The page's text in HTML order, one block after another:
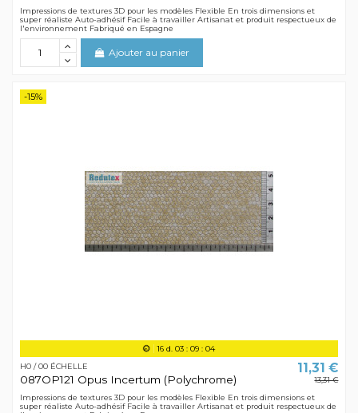
Impressions de textures 3D pour les modèles Flexible En trois dimensions et
super réaliste Auto-adhésif Facile à travailler Artisanat et produit respectueux de
l'environnement Fabriqué en Espagne
Ajouter au panier
-15%
16 d. 03 :09 :04
H0 / 00 ÉCHELLE
087OP121 Opus Incertum (Polychrome)
11,31 €
13,31 €
Impressions de textures 3D pour les modèles Flexible En trois dimensions et
super réaliste Auto-adhésif Facile à travailler Artisanat et produit respectueux de